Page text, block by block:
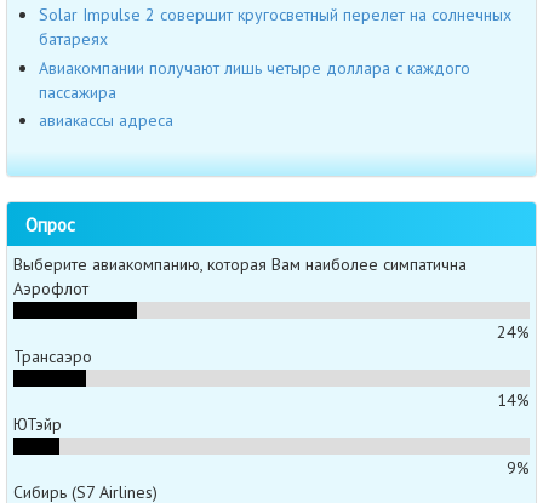
Solar Impulse 2 совершит кругосветный перелет на солнечных
батареях
Авиакомпании получают лишь четыре доллара с каждого
пассажира
авиакассы адреса
Опрос
Выберите авиакомпанию, которая Вам наиболее симпатична
Аэрофлот
24%
Трансаэро
14%
ЮТэйр
9%
Сибирь (S7 Airlines)